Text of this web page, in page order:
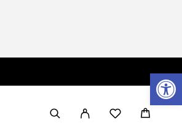
Ανοίξτε τη γραμμή εργαλείων